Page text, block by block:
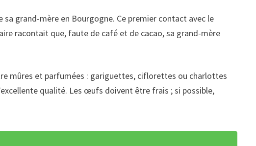
grand-mère en Bourgogne. Ce premier contact avec le
racontait que, faute de café et de cacao, sa grand-mère
mûres et parfumées : gariguettes, ciflorettes ou charlottes
qualité. Les œufs doivent être frais ; si possible,